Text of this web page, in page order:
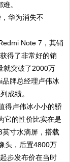
。
Note 7，其销
得了非常好的销
就突破了2000万
牌总经理卢伟冰
成绩。
得卢伟冰小小的骄
它的性价比实在是
寸水滴屏，搭载
头，后置4800万
步发布价在当时